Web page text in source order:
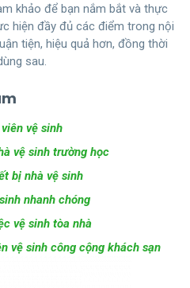
khảo để bạn nắm bắt và thực
hiện đầy đủ các điểm trong nội
tiện, hiệu quả hơn, đồng thời
sau.
vệ sinh
vệ sinh trường học
bị nhà vệ sinh
nhanh chóng
vệ sinh tòa nhà
vệ sinh công cộng khách sạn